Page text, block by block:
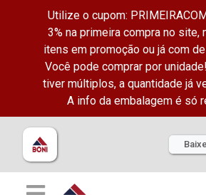
Utilize o cupom:
3% na primeira compra no site,
itens em promoção ou já com
Você pode comprar por
tiver múltiplos, a quantidade já
A info da embalagem é só